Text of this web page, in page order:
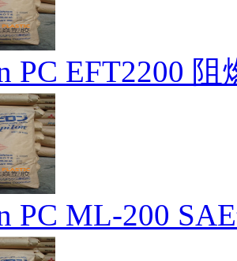
PC EFT2200
PC ML-200